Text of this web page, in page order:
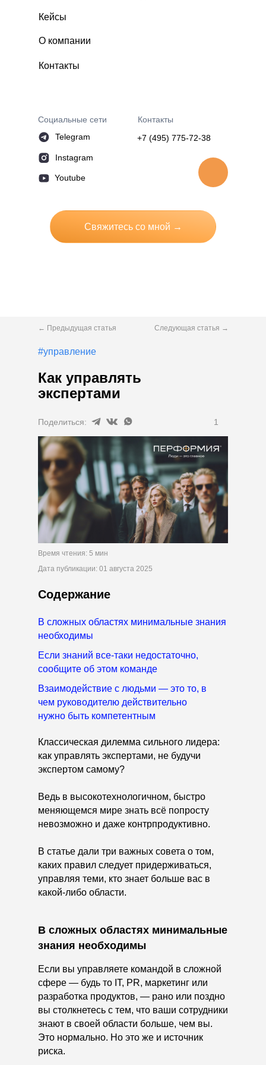
Свяжитесь со мной →
Кейсы
О компании
Контакты
Социальные сети
Telegram
Instagram
+7 (495) 775-72-38
Контакты
Youtube
Сколько человек
персональных данных
← Предыдущая статья Следующая статья →
#управление
Как управлять
экспертами
Поделиться: 1
Дата публикации: 01 августа 2025
Время чтения: 5 мин
Содержание
В сложных областях минимальные знания
необходимы
Если знаний все-таки недостаточно,
сообщите об этом команде
Взаимодействие с людьми — это то, в
чем руководителю действительно
нужно быть компетентным
Классическая дилемма сильного лидера:
как управлять экспертами, не будучи
экспертом самому?
Ведь в высокотехнологичном, быстро
меняющемся мире знать всё попросту
невозможно и даже контрпродуктивно.
В статье дали три важных совета о том,
каких правил следует придерживаться,
управляя теми, кто знает больше вас в
какой-либо области.
В сложных областях минимальные
знания необходимы
Если вы управляете командой в сложной
сфере — будь то IT, PR, маркетинг или
разработка продуктов, — рано или поздно
вы столкнетесь с тем, что ваши сотрудники
знают в своей области больше, чем вы.
Это нормально. Но это же и источник
риска.
Сколько человек
персональных данных